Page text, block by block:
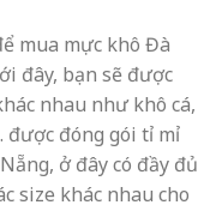
mua mực khô Đà
đây, bạn sẽ được
nhau như khô cá,
được đóng gói tỉ mỉ
, ở đây có đầy đủ
size khác nhau cho